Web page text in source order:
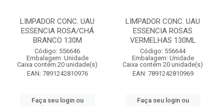
LIMPADOR CONC. UAU
ESSENCIA ROSA/CHÁ
BRANCO 130M
Código: 556646
Embalagem: Unidade
Caixa contém 20 unidade(s)
EAN: 7891242810976
Faça seu login ou
LIMPADOR CONC. UAU
ESSENCIA ROSAS
VERMELHAS 130ML
Código: 556644
Embalagem: Unidade
Caixa contém 20 unidade(s)
EAN: 7891242810969
Faça seu login ou